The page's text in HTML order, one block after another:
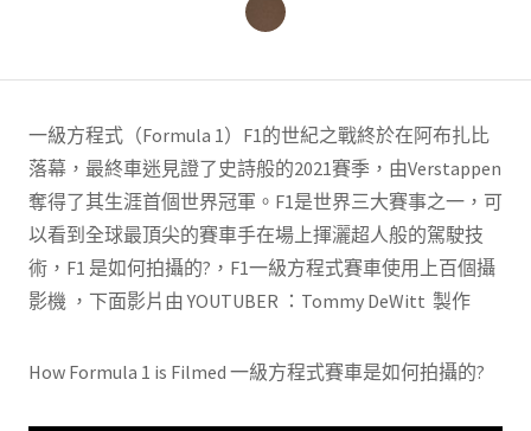
一級方程式（Formula 1）F1的世紀之戰終於在阿布扎比
落幕，最終車迷見證了史詩般的2021賽季，由Verstappen
奪得了其生涯首個世界冠軍。F1是世界三大賽事之一，可
以看到全球最頂尖的賽車手在場上揮灑超人般的駕駛技
術，F1 是如何拍攝的?，F1一級方程式賽車使用上百個攝
影機 ，下面影片由 YOUTUBER ：Tommy DeWitt 製作
How Formula 1 is Filmed 一級方程式賽車是如何拍攝的?